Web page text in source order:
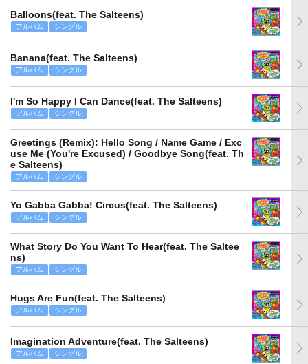
Balloons(feat. The Salteens)
アルバム シングル
Banana(feat. The Salteens)
アルバム シングル
I'm So Happy I Can Dance(feat. The Salteens)
アルバム シングル
Greetings (Remix): Hello Song / Name Game / Exc
use Me (You're Excused) / Goodbye Song(feat. Th
e Salteens)
アルバム シングル
Yo Gabba Gabba! Circus(feat. The Salteens)
アルバム シングル
What Story Do You Want To Hear(feat. The Saltee
ns)
アルバム シングル
Hugs Are Fun(feat. The Salteens)
アルバム シングル
Imagination Adventure(feat. The Salteens)
アルバム シングル